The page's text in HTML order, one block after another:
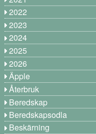
2022
2023
2024
2025
2026
Äpple
Återbruk
Beredskap
Beredskapsodla
Beskärning